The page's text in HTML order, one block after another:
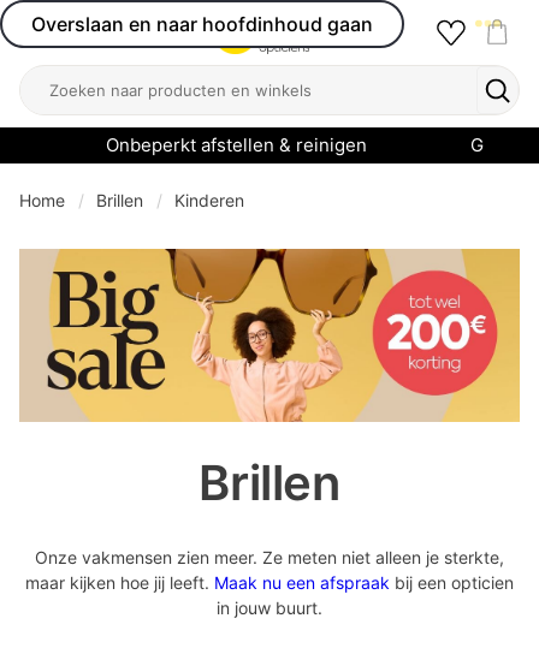
Overslaan en naar hoofdinhoud gaan
Open menu
Zoeken
Onbeperkt afstellen & reinigen
menu
Home Brillen Kinderen
Brillen
Onze vakmensen zien meer. Ze meten niet alleen je sterkte,
maar kijken hoe jij leeft. Maak nu een afspraak bij een opticien
in jouw buurt.